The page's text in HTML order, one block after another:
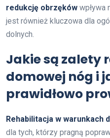
redukcję obrzęków wpływa
jest również kluczowa dla
dolnych.
Jakie są zalety
domowej nóg i
prawidłowo
Rehabilitacja w warunkach
dla tych, którzy pragną